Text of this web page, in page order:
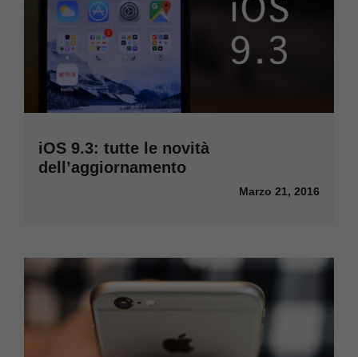
iOS 9.3: tutte le novità
dell’aggiornamento
Marzo 21, 2016